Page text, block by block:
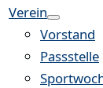
Verein
Vorstand
Passstelle